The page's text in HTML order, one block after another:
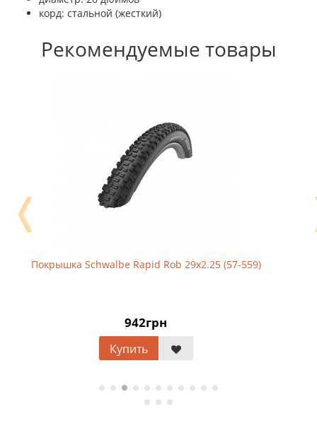
корд: стальной (жесткий)
Рекомендуемые товары
Покрышка Schwalbe Rapid Rob 29х2.25 (57-559)
942грн
Купить
❬